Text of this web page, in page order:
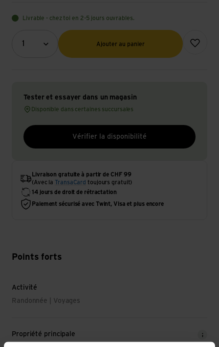
Livrable - chez toi en 2-5 jours ouvrables.
1
Quantité (optionnel)
Ajouter au panier
Ajouter à
Tester et essayer dans un magasin
Disponible dans certaines succursales
Vérifier la disponibilité
Livraison gratuite à partir de CHF 99
(Avec laTransaCard toujours gratuit)
14 jours de droit de rétractation
Paiement sécurisé avec Twint, Visa et plus encore
Points forts
Activité
Randonnée | Voyages
Propriété principale